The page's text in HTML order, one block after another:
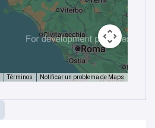
Términos Notificar un problema de Maps